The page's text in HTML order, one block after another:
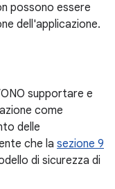
possono essere
dell'applicazione.
supportare e
come
delle
che la sezione 9
di sicurezza di